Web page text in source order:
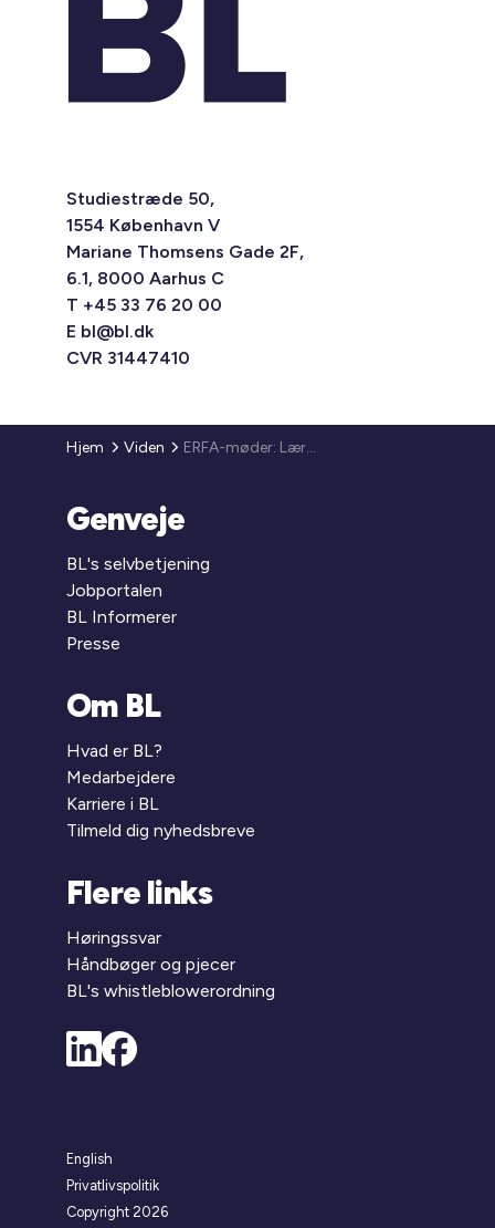
Studiestræde 50,
1554 København V
Mariane Thomsens Gade 2F,
6.1, 8000 Aarhus C
T +45 33 76 20 00
E bl@bl.dk
CVR 31447410
Hjem Viden ERFA-møder: Lær at omsætte grønne ambitioner til konkrete resultater
Genveje
BL's selvbetjening
Jobportalen
BL Informerer
Presse
Om BL
Hvad er BL?
Medarbejdere
Karriere i BL
Tilmeld dig nyhedsbreve
Flere links
Høringssvar
Håndbøger og pjecer
BL's whistleblowerordning
English
Privatlivspolitik
Copyright 2026